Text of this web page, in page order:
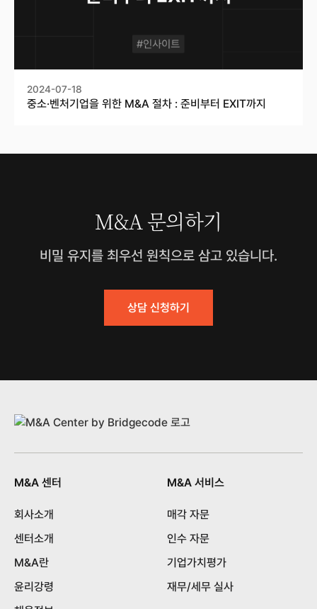
2024-07-18
중소·벤처기업을 위한 M&A 절차 : 준비부터 EXIT까지
M&A 문의하기
비밀 유지를 최우선 원칙으로 삼고 있습니다.
상담 신청하기
M&A 센터
회사소개
센터소개
M&A란
윤리강령
M&A 서비스
매각 자문
인수 자문
기업가치평가
재무/세무 실사